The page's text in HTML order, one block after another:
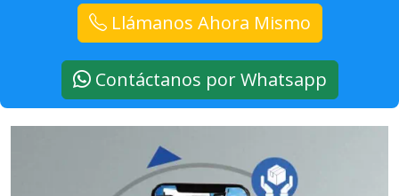
Llámanos Ahora Mismo
Contáctanos por Whatsapp